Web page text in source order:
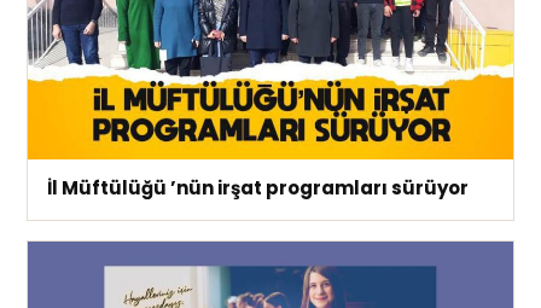
İl Müftülüğü ’nün irşat programları sürüyor